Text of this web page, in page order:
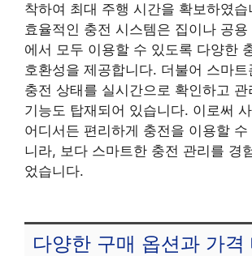
착하여 최대 주행 시간을 확보하였
효율적인 충전 시스템은 집이나 공용
에서 모두 이용할 수 있도록 다양한
호환성을 제공합니다. 더불어 스마트
충전 상태를 실시간으로 확인하고 관
기능도 탑재되어 있습니다. 이로써
어디서든 편리하게 충전을 이용할
니라, 보다 스마트한 충전 관리를 경
었습니다.
다양한 구매 옵션과 가격